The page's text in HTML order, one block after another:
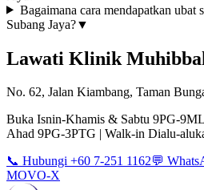
Bagaimana cara mendapatkan ubat
Subang Jaya?▼
Lawati Klinik
No. 62, Jalan Kiambang, Taman
Buka Isnin-Khamis & Sabtu 9PG-
Ahad 9PG-3PTG | Walk-in Dialu-
📞 Hubungi +60 7-251 1162💬
MOVO-X